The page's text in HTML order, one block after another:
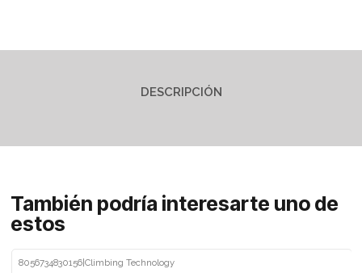
DESCRIPCIÓN
También podría interesarte uno de
estos
8056734830156|Climbing Technology